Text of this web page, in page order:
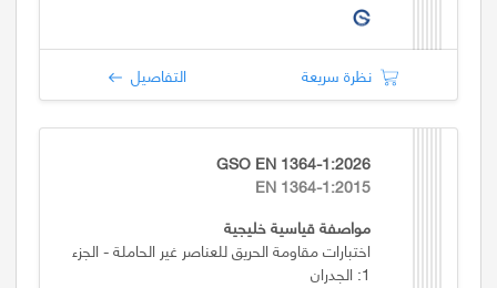
نظرة سريعة التفاصيل
GSO EN 1364-1:2026
EN 1364-1:2015
مواصفة قياسية خليجية
اختبارات مقاومة الحريق للعناصر غير الحاملة - الجزء
1: الجدران